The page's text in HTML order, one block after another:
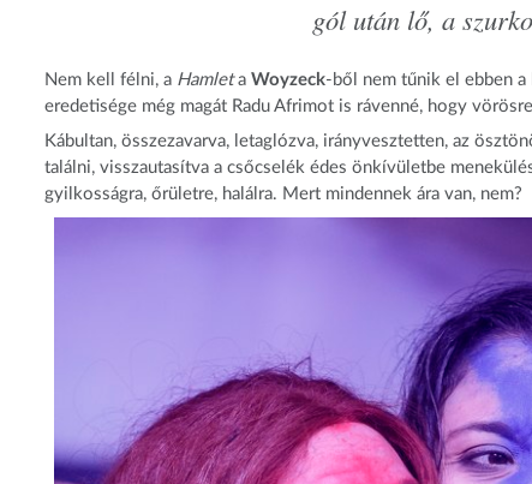
gól után lő, a
Nem kell félni, a Hamleta Woyzeck-ből nem tűnik el ebben
eredetisége még magát Radu Afrimot is rávenné, hogy
Kábultan, összezavarva, letaglózva, irányvesztetten, az
találni, visszautasítva a csőcselék édes önkívületbe
gyilkosságra, őrületre, halálra. Mert mindennek ára van, nem?